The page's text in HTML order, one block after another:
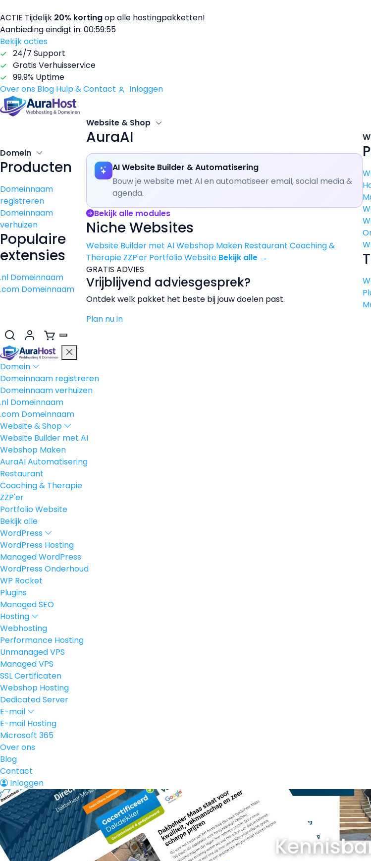
ACTIE Tijdelijk 20% kortingop alle hostingpakketten!
Aanbieding eindigt in: 00:59:54
Bekijk acties
24/7 Support
Gratis Verhuisservice
99.9% Uptime
Over ons Blog Hulp & Contact Inloggen
Domein
Producten
Domeinnaam
registreren
Domeinnaam
verhuizen
Populaire
extensies
.nl Domeinnaam
.com Domeinnaam
Website & Shop
AuraAI
AI Website Builder & Automatisering
Bouw je website met AI en automatiseer email, social media &
agenda.
Bekijk alle modules
Niche Websites
Website Builder met AIWebshop Maken Restaurant Coaching &
Therapie ZZP'er Portfolio Website Bekijk alle →
GRATIS ADVIES
Vrijblijvend adviesgesprek?
Ontdek welk pakket het beste bij jouw doelen past.
Plan nu in
Domein
Domeinnaam registreren
Domeinnaam verhuizen
.nl Domeinnaam
.com Domeinnaam
Website & Shop
Website Builder met AI
Webshop Maken
AuraAI Automatisering
Restaurant
Coaching & Therapie
ZZP'er
Portfolio Website
Bekijk alle
WordPress
WordPress Hosting
Managed WordPress
WordPress Onderhoud
WP Rocket
Plugins
Managed SEO
Hosting
Webhosting
Performance Hosting
Unmanaged VPS
Managed VPS
SSL Certificaten
Webshop Hosting
Dedicated Server
E-mail
E-mail Hosting
Microsoft 365
Over ons
Blog
Contact
Inloggen